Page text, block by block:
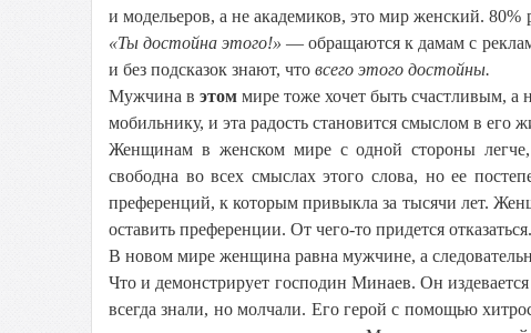
и модельеров, а не академиков, это мир женский.
«Ты достойна этого!» — обращаются к дамам с
и без подсказок знают, что всего этого достойны.
Мужчина в этом мире тоже хочет быть счастливым,
мобильнику, и эта радость становится смыслом в его
Женщинам в женском мире с одной стороны
свободна во всех смыслах этого слова, но ее
преференций, к которым привыкла за тысячи лет.
оставить преференции. От чего-то придется отказаться.
В новом мире женщина равна мужчине, а
Что и демонстрирует господин Минаев. Он
всегда знали, но молчали. Его герой с помощью